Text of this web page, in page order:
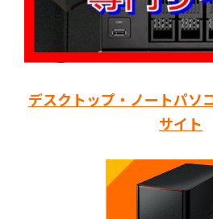
デスクトップ・ノートパソ
サイト